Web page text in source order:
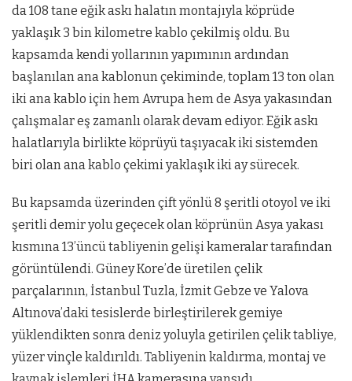
da 108 tane eğik askı halatın montajıyla köprüde
yaklaşık 3 bin kilometre kablo çekilmiş oldu. Bu
kapsamda kendi yollarının yapımının ardından
başlanılan ana kablonun çekiminde, toplam 13 ton olan
iki ana kablo için hem Avrupa hem de Asya yakasından
çalışmalar eş zamanlı olarak devam ediyor. Eğik askı
halatlarıyla birlikte köprüyü taşıyacak iki sistemden
biri olan ana kablo çekimi yaklaşık iki ay sürecek.
Bu kapsamda üzerinden çift yönlü 8 şeritli otoyol ve iki
şeritli demir yolu geçecek olan köprünün Asya yakası
kısmına 13’üncü tabliyenin gelişi kameralar tarafından
görüntülendi. Güney Kore’de üretilen çelik
parçalarının, İstanbul Tuzla, İzmit Gebze ve Yalova
Altınova’daki tesislerde birleştirilerek gemiye
yüklendikten sonra deniz yoluyla getirilen çelik tabliye,
yüzer vinçle kaldırıldı. Tabliyenin kaldırma, montaj ve